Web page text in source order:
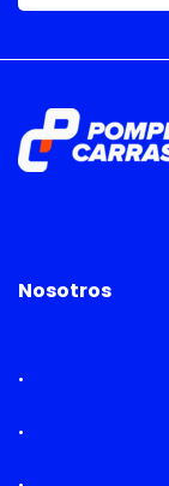
Nosotros